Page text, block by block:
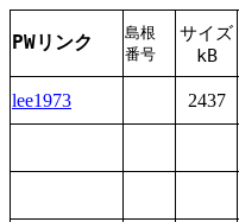
PWリンク
島根
番号
サイズ
kB
lee1973 2437